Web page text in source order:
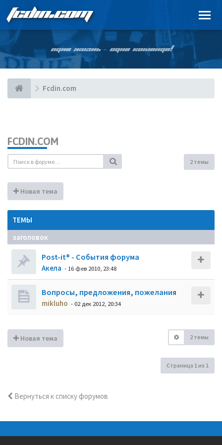
FCDIN.COM
ОДНА ЖИЗНЬ – ОДНА КОМАНДА!
Fcdin.com
FCDIN.COM
2 темы
Новая тема
ТЕМЫ
заголовок
Post-it® - События форума
Акела - 16 фев 2010, 23:48
Вопросы, предложения, пожелания
mikluho - 02 дек 2012, 20:34
Новая тема 2 темы
Страница 1из 1
Вернуться к списку форумов